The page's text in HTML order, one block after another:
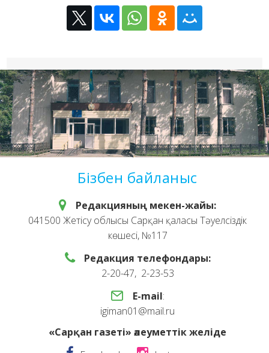
Бізбен байланыс
Редакцияның мекен-жайы:
041500 Жетісу облысы Сарқан қаласы Тәуелсіздік
көшесі, №117
Редакция телефондары:
2-20-47, 2-23-53
E-mail:
igiman01@mail.ru
«Сарқан газеті» әлеуметтік желіде